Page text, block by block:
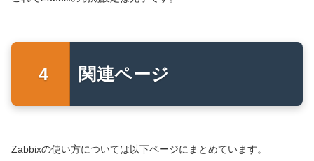
関連ページ
Zabbixの使い方については以下ページにまとめています。